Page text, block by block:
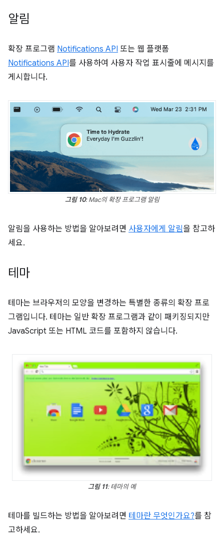
알림
확장 프로그램 Notifications API 또는 웹 플랫폼
Notifications API를 사용하여 사용자 작업 표시줄에 메시지를
게시합니다.
그림 10: Mac의 확장 프로그램 알림
알림을 사용하는 방법을 알아보려면 사용자에게 알림을 참고하
세요.
테마
테마는 브라우저의 모양을 변경하는 특별한 종류의 확장 프로
그램입니다. 테마는 일반 확장 프로그램과 같이 패키징되지만
JavaScript 또는 HTML 코드를 포함하지 않습니다.
그림 11: 테마의 예
테마를 빌드하는 방법을 알아보려면 테마란 무엇인가요?를 참
고하세요.